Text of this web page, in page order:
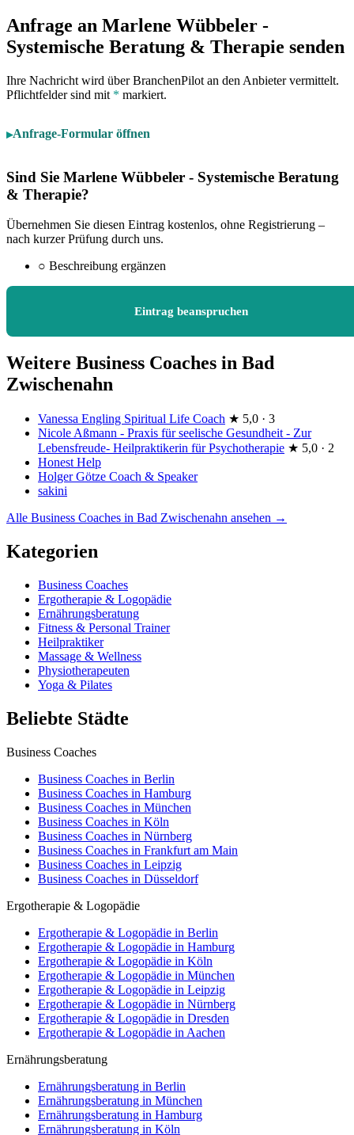
Anfrage an Marlene Wübbeler -
Systemische Beratung & Therapie senden
Ihre Nachricht wird über BranchenPilot an den Anbieter vermittelt.
Pflichtfelder sind mit * markiert.
Anfrage-Formular öffnen
Sind Sie Marlene Wübbeler - Systemische Beratung
& Therapie?
Übernehmen Sie diesen Eintrag kostenlos, ohne Registrierung –
nach kurzer Prüfung durch uns.
○ Beschreibung ergänzen
Eintrag beanspruchen
Weitere Business Coaches in Bad
Zwischenahn
Vanessa Engling Spiritual Life Coach ★ 5,0 · 3
Nicole Aßmann - Praxis für seelische Gesundheit - Zur
Lebensfreude- Heilpraktikerin für Psychotherapie ★ 5,0 · 2
Honest Help
Holger Götze Coach & Speaker
sakini
Alle Business Coaches in Bad Zwischenahn ansehen →
Kategorien
Business Coaches
Ergotherapie & Logopädie
Ernährungsberatung
Fitness & Personal Trainer
Heilpraktiker
Massage & Wellness
Physiotherapeuten
Yoga & Pilates
Beliebte Städte
Business Coaches
Business Coaches in Berlin
Business Coaches in Hamburg
Business Coaches in München
Business Coaches in Köln
Business Coaches in Nürnberg
Business Coaches in Frankfurt am Main
Business Coaches in Leipzig
Business Coaches in Düsseldorf
Ergotherapie & Logopädie
Ergotherapie & Logopädie in Berlin
Ergotherapie & Logopädie in Hamburg
Ergotherapie & Logopädie in Köln
Ergotherapie & Logopädie in München
Ergotherapie & Logopädie in Leipzig
Ergotherapie & Logopädie in Nürnberg
Ergotherapie & Logopädie in Dresden
Ergotherapie & Logopädie in Aachen
Ernährungsberatung
Ernährungsberatung in Berlin
Ernährungsberatung in München
Ernährungsberatung in Hamburg
Ernährungsberatung in Köln